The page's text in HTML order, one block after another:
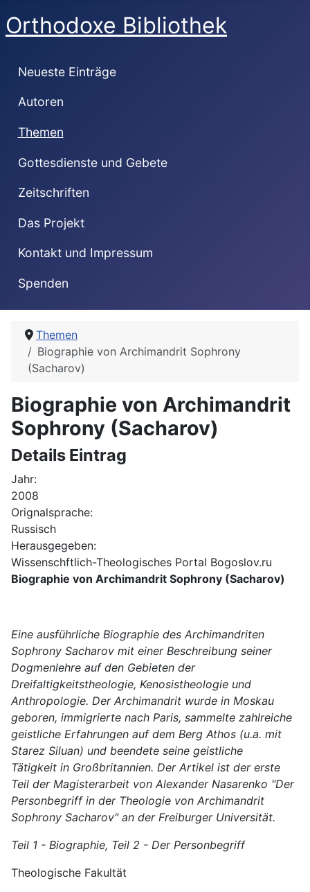
Orthodoxe Bibliothek
Neueste Einträge
Autoren
Themen
Gottesdienste und Gebete
Zeitschriften
Das Projekt
Kontakt und Impressum
Spenden
Themen
Biographie von Archimandrit Sophrony
(Sacharov)
Biographie von Archimandrit
Sophrony (Sacharov)
Details Eintrag
Jahr:
2008
Orignalsprache:
Russisch
Herausgegeben:
Wissenschftlich-Theologisches Portal Bogoslov.ru
Biographie von Archimandrit Sophrony (Sacharov)
Eine ausführliche Biographie des Archimandriten
Sophrony Sacharov mit einer Beschreibung seiner
Dogmenlehre auf den Gebieten der
Dreifaltigkeitstheologie, Kenosistheologie und
Anthropologie. Der Archimandrit wurde in Moskau
geboren, immigrierte nach Paris, sammelte zahlreiche
geistliche Erfahrungen auf dem Berg Athos (u.a. mit
Starez Siluan) und beendete seine geistliche
Tätigkeit in Großbritannien. Der Artikel ist der erste
Teil der Magisterarbeit von Alexander Nasarenko "Der
Personbegriff in der Theologie von Archimandrit
Sophrony Sacharov" an der Freiburger Universität.
Teil 1 - Biographie, Teil 2 - Der Personbegriff
Theologische Fakultät